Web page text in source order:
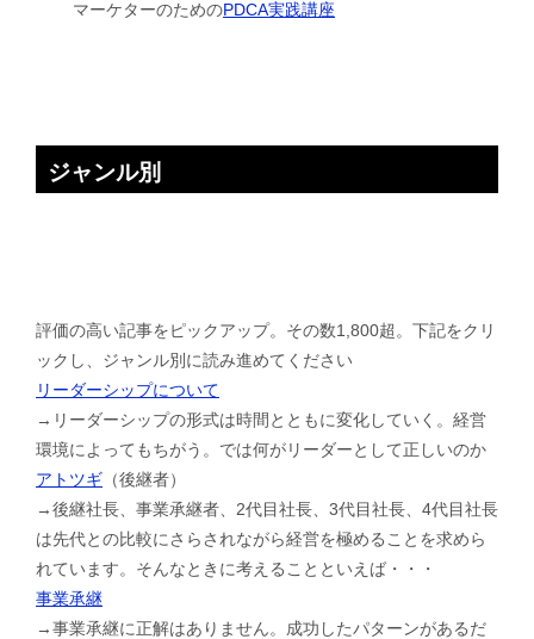
マーケターのためのPDCA実践講座
ジャンル別
評価の高い記事をピックアップ。その数1,800超。下記をクリ
ックし、ジャンル別に読み進めてください
リーダーシップについて
→リーダーシップの形式は時間とともに変化していく。経営
環境によってもちがう。では何がリーダーとして正しいのか
アトツギ （後継者）
→後継社長、事業承継者、2代目社長、3代目社長、4代目社長
は先代との比較にさらされながら経営を極めることを求めら
れています。そんなときに考えることといえば・・・
事業承継
→事業承継に正解はありません。成功したパターンがあるだ